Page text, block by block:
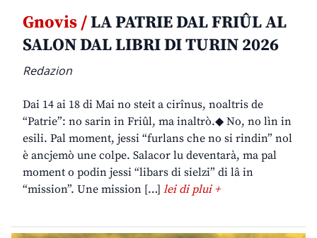
Gnovis /LA PATRIE DAL FRIÛL AL
SALON DAL LIBRI DI TURIN 2026
Redazion
Dai 14 ai 18 di Mai no steit a cirînus, noaltris de
“Patrie”: no sarin in Friûl, ma inaltrò.◆ No, no lìn in
esili. Pal moment, jessi “furlans che no si rindin” nol
è ancjemò une colpe. Salacor lu deventarà, ma pal
moment o podin jessi “libars di sielzi” di lâ in
“mission”. Une mission […] lei di plui +